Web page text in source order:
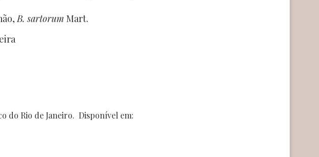
B. sartorum Mart.
do Rio de Janeiro. Disponível em: